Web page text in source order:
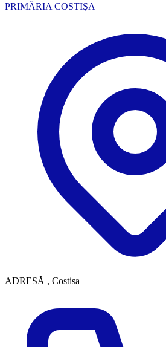
PRIMĂRIA COSTIŞA
ADRESĂ , Costisa